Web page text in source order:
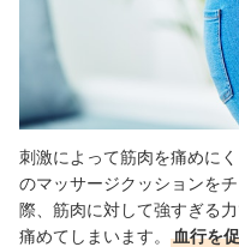
刺激によって筋肉を痛めに
のマッサージクッションを
際、筋肉に対して強すぎる
痛めてしまいます。
血行を